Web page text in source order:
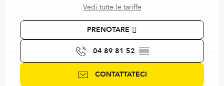
Vedi tutte le tariffe
PRENOTARE
04 89 81 52 ▒▒
CONTATTATECI